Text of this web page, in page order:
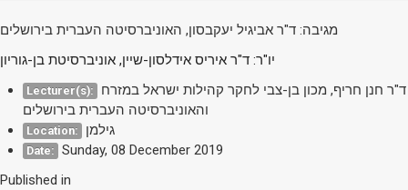
מגיבה: ד"ר אביגיל יעקבסון, האוניברסיטה העברית בירושלים
יו"ר: ד"ר איריס אידלסון-שיין, אוניברסיטת בן-גוריון
Lecturer(s):
ד"ר חנן חריף, מכון בן-צבי לחקר קהילות ישראל במזרח
והאוניברסיטה העברית בירושלים
Location: גילמן
Date: Sunday, 08 December 2019
Published in